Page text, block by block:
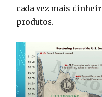
cada vez mais
produtos.